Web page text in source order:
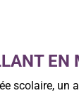
EN
scolaire, un